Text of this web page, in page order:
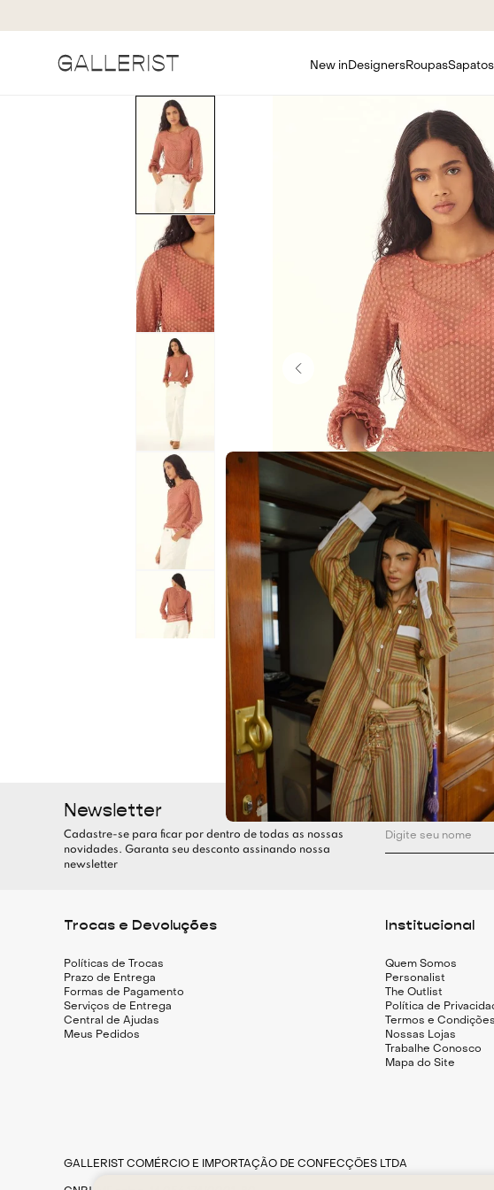
New in DesignersRoupasSapatos
Newsletter
Cadastre-se para ficar por dentro de todas as nossas
novidades. Garanta seu desconto assinando nossa
newsletter
Trocas e Devoluções
Políticas de Trocas
Prazo de Entrega
Formas de Pagamento
Serviços de Entrega
Central de Ajudas
Meus Pedidos
Institucional
Quem Somos
Personalist
The Outlist
Política de
Termos e Condições
Nossas Lojas
Trabalhe Conosco
Mapa do Site
GALLERIST COMÉRCIO E IMPORTAÇÃO DE CONFECÇÕES LTDA